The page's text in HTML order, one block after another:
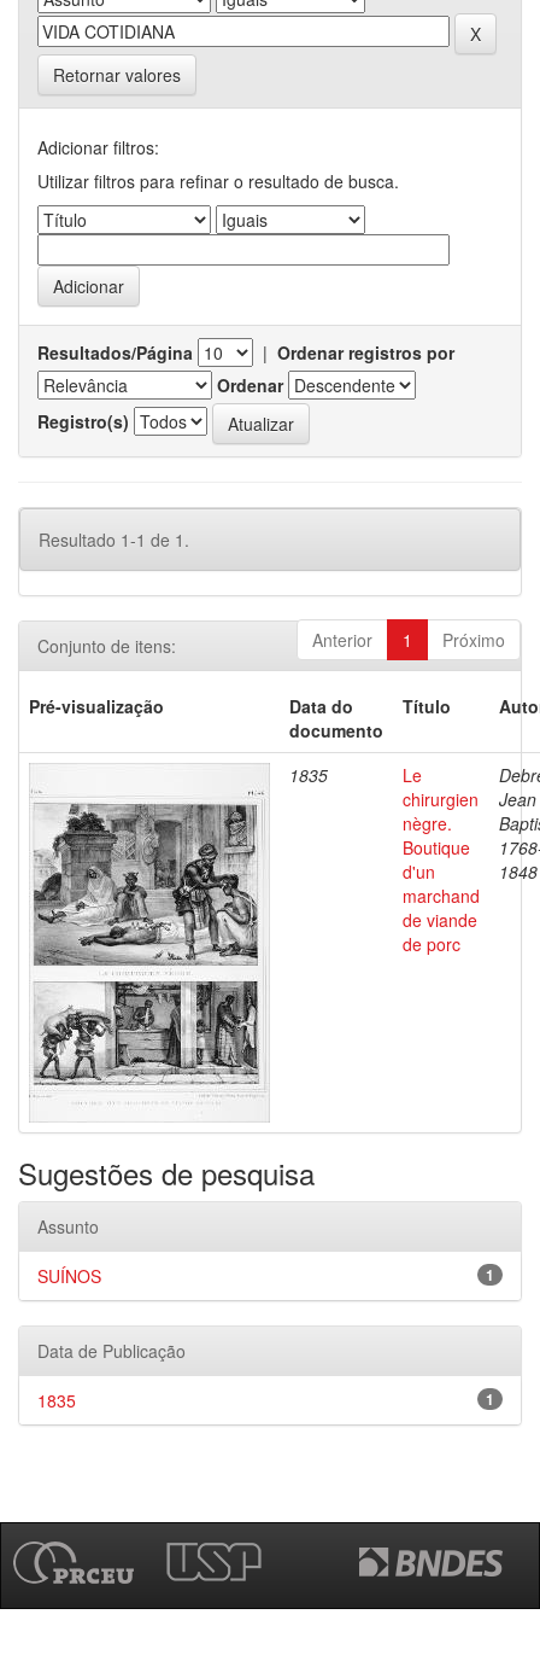
Retornar valores
Adicionar filtros:
Utilizar filtros para refinar o resultado de busca.
Resultados/Página | Ordenar registros por
Ordenar
Registro(s)
Resultado 1-1 de 1.
Anterior 1 Próximo
Conjunto de itens:
Pré-visualização
Data do
documento
Título
1835
Le
chirurgien
nègre.
Boutique
d'un
marchand
de viande
de porc
Jean
1848
Sugestões de pesquisa
Assunto
1
SUÍNOS
Data de Publicação
1
1835